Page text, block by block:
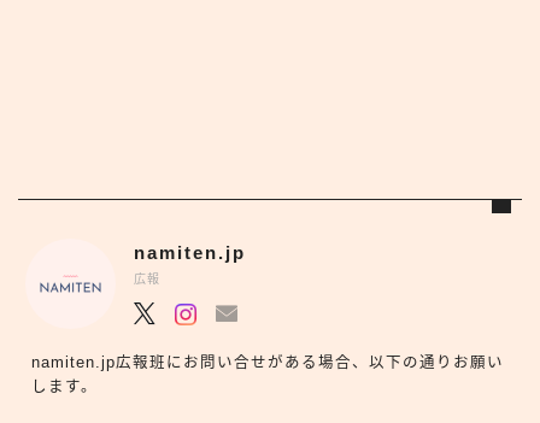
namiten.jp
広報
namiten.jp広報班にお問い合せがある場合、以下の通りお願い
します。